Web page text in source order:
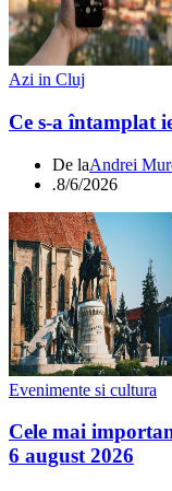
Azi in Cluj
Ce s-a întamplat
De laAndrei
.8/6/2026
Evenimente si cultura
Cele mai
6 august 2026